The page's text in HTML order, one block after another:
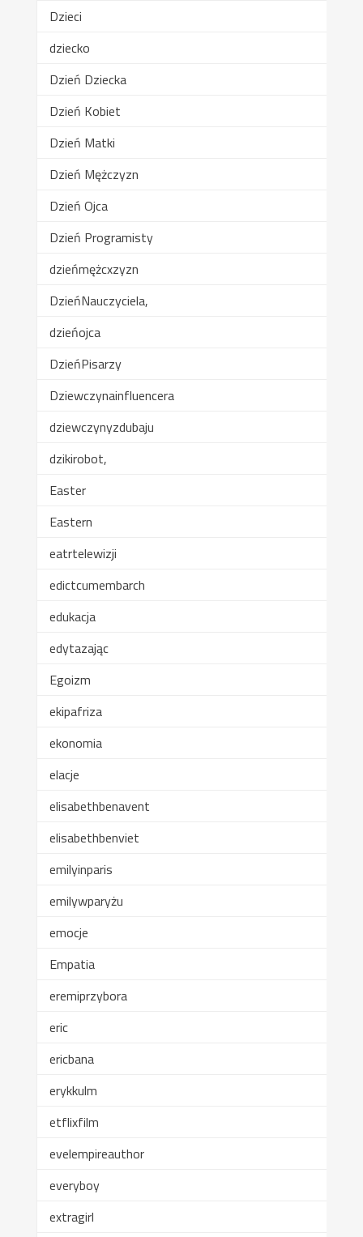
Dzieci
dziecko
Dzień Dziecka
Dzień Kobiet
Dzień Matki
Dzień Mężczyzn
Dzień Ojca
Dzień Programisty
dzieńmężcxzyzn
DzieńNauczyciela,
dzieńojca
DzieńPisarzy
Dziewczynainfluencera
dziewczynyzdubaju
dzikirobot,
Easter
Eastern
eatrtelewizji
edictcumembarch
edukacja
edytazając
Egoizm
ekipafriza
ekonomia
elacje
elisabethbenavent
elisabethbenviet
emilyinparis
emilywparyżu
emocje
Empatia
eremiprzybora
eric
ericbana
erykkulm
etflixfilm
evelempireauthor
everyboy
extragirl